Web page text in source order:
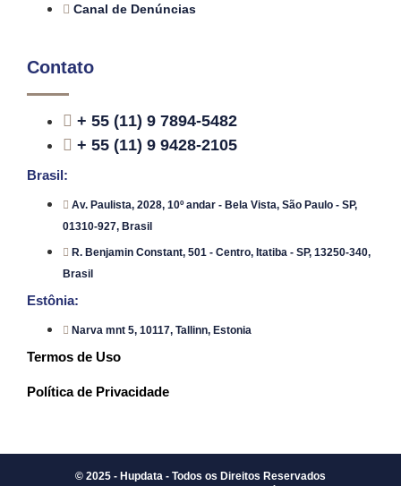
Canal de Denúncias
Contato
+ 55 (11) 9 7894-5482
+ 55 (11) 9 9428-2105
Brasil:
Av. Paulista, 2028, 10º andar - Bela Vista, São Paulo - SP,
01310-927, Brasil
R. Benjamin Constant, 501 - Centro, Itatiba - SP, 13250-340,
Brasil
Estônia:
Narva mnt 5, 10117, Tallinn, Estonia
Termos de Uso
Política de Privacidade
© 2025 - Hupdata - Todos os Direitos Reservados